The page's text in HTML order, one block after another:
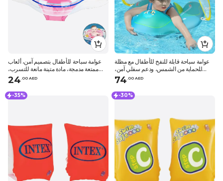
عوامة سباحة للأطفال بتصميم آمن، ألعاب
ممتعة مدمجة، مادة متينة مانعة للتسرب،
مناسبة للرضع من عمر 6 إلى 24 شهرًا،
أنماط المحيط
24.00 AED
عوامة سباحة قابلة للنفخ للأطفال مع مظلة
للحماية من الشمس، ودعم سفلي آمن،
وعوامة سباحة للسباحة الآمنة
74.00 AED
-35% -30%